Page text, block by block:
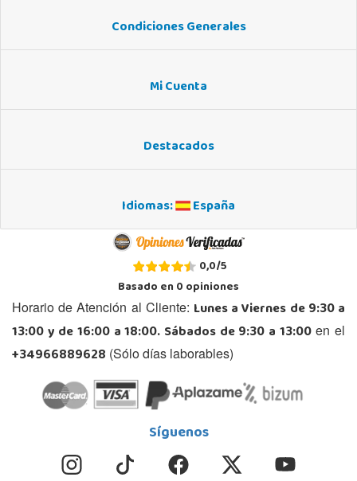
Condiciones Generales
Mi Cuenta
Destacados
Idiomas: España
0,0/5
Basado en0opiniones
Horario de Atención al Cliente: Lunes a Viernes de 9:30 a
13:00 y de 16:00 a 18:00. Sábados de 9:30 a 13:00en el
+34966889628 (Sólo días laborables)
Síguenos